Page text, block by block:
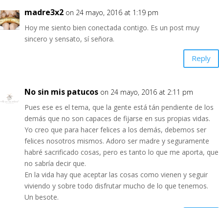
madre3x2 on 24 mayo, 2016 at 1:19 pm
Hoy me siento bien conectada contigo. Es un post muy
sincero y sensato, sí señora.
Reply
No sin mis patucos on 24 mayo, 2016 at 2:11 pm
Pues ese es el tema, que la gente está tán pendiente de los
demás que no son capaces de fijarse en sus propias vidas.
Yo creo que para hacer felices a los demás, debemos ser
felices nosotros mismos. Adoro ser madre y seguramente
habré sacrificado cosas, pero es tanto lo que me aporta, que
no sabría decir que.
En la vida hay que aceptar las cosas como vienen y seguir
viviendo y sobre todo disfrutar mucho de lo que tenemos.
Un besote.